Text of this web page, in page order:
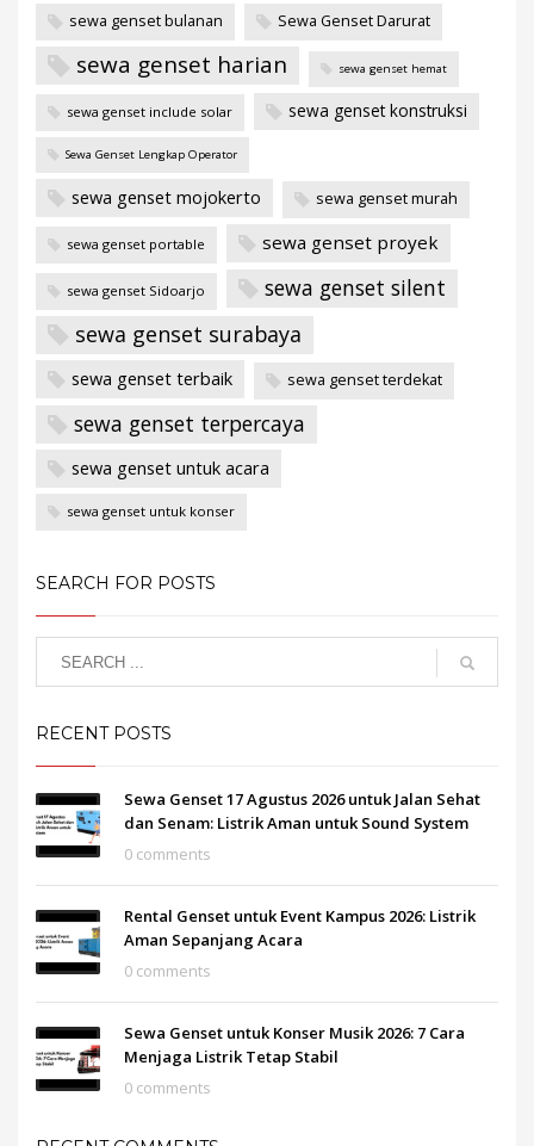
sewa genset bulanan Sewa Genset Darurat
sewa genset harian sewa genset hemat
sewa genset include solar sewa genset konstruksi
Sewa Genset Lengkap Operator
sewa genset mojokerto sewa genset murah
sewa genset portable sewa genset proyek
sewa genset Sidoarjo
sewa genset silent
sewa genset surabaya
sewa genset terbaik sewa genset terdekat
sewa genset terpercaya
sewa genset untuk acara
sewa genset untuk konser
SEARCH FOR POSTS
RECENT POSTS
Sewa Genset 17 Agustus 2026 untuk Jalan Sehat
dan Senam: Listrik Aman untuk Sound System
0 comments
Rental Genset untuk Event Kampus 2026: Listrik
Aman Sepanjang Acara
0 comments
Sewa Genset untuk Konser Musik 2026: 7 Cara
Menjaga Listrik Tetap Stabil
0 comments